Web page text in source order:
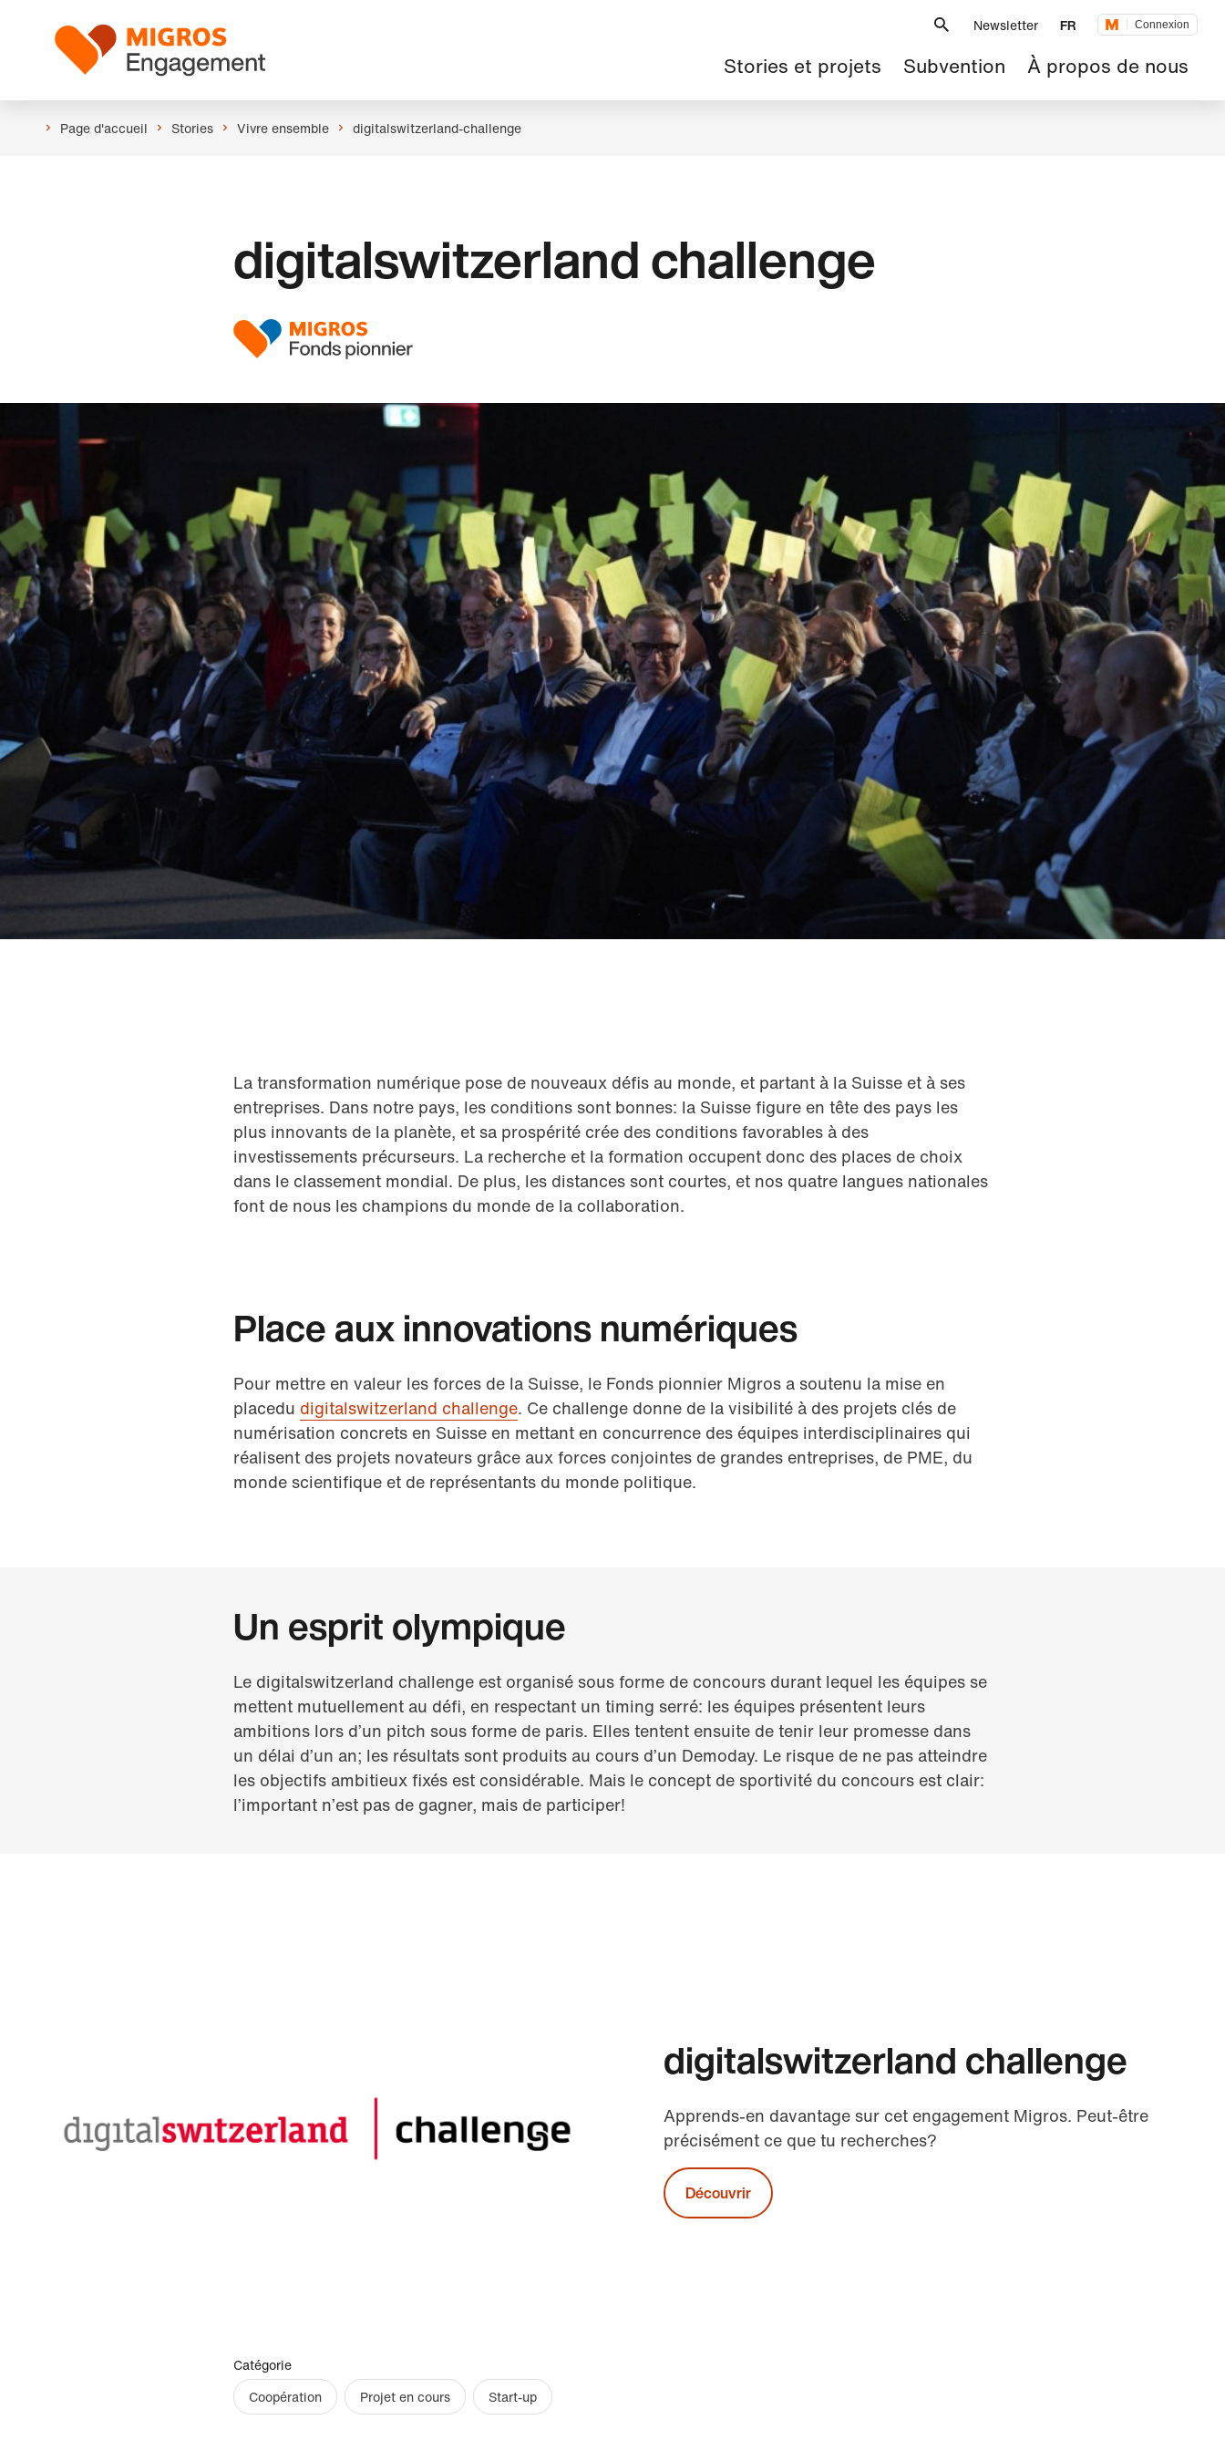
navigation
Logo Newsletter FR Connexion
Navigation
principale
Stories et projets Subvention À propos de nous
Page d'accueil Stories Vivre ensemble digitalswitzerland-challenge
digitalswitzerland challenge
La transformation numérique pose de nouveaux défis au monde, et partant à la Suisse et à ses
entreprises. Dans notre pays, les conditions sont bonnes: la Suisse figure en tête des pays les
plus innovants de la planète, et sa prospérité crée des conditions favorables à des
investissements précurseurs. La recherche et la formation occupent donc des places de choix
dans le classement mondial. De plus, les distances sont courtes, et nos quatre langues nationales
font de nous les champions du monde de la collaboration.
Place aux innovations numériques
Pour mettre en valeur les forces de la Suisse, le Fonds pionnier Migros a soutenu la mise en
placedu digitalswitzerland challenge. Ce challenge donne de la visibilité à des projets clés de
numérisation concrets en Suisse en mettant en concurrence des équipes interdisciplinaires qui
réalisent des projets novateurs grâce aux forces conjointes de grandes entreprises, de PME, du
monde scientifique et de représentants du monde politique.
Un esprit olympique
Le digitalswitzerland challenge est organisé sous forme de concours durant lequel les équipes se
mettent mutuellement au défi, en respectant un timing serré: les équipes présentent leurs
ambitions lors d’un pitch sous forme de paris. Elles tentent ensuite de tenir leur promesse dans
un délai d’un an; les résultats sont produits au cours d’un Demoday. Le risque de ne pas atteindre
les objectifs ambitieux fixés est considérable. Mais le concept de sportivité du concours est clair:
l’important n’est pas de gagner, mais de participer!
digitalswitzerland challenge
Apprends-en davantage sur cet engagement Migros. Peut-être
précisément ce que tu recherches?
Découvrir
Catégorie
Coopération
Projet en cours Start-up